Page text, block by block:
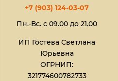
+7 (903) 124-03-07
Пн.-Вс. с 09.00 до 21.00
ИП Гостева Светлана
Юрьевна​
ОГРНИП:
321774600782733